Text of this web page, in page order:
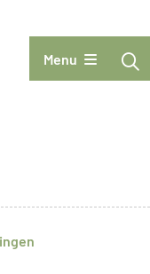
Hoofdmenu
Menu